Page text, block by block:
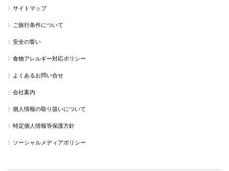
サイトマップ
ご旅行条件について
安全の誓い
食物アレルギー対応ポリシー
よくあるお問い合せ
会社案内
個人情報の取り扱いについて
特定個人情報等保護方針
ソーシャルメディアポリシー